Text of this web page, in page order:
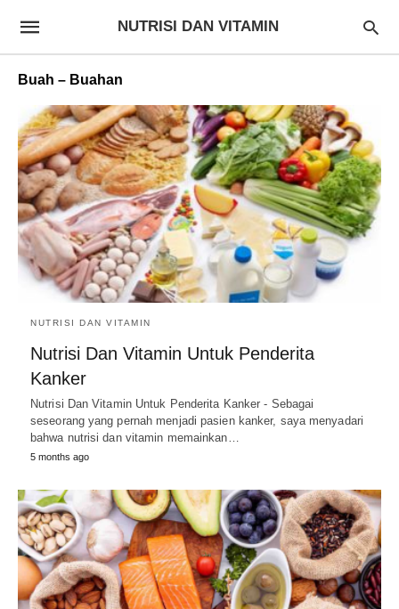
NUTRISI DAN VITAMIN
Buah – Buahan
NUTRISI DAN VITAMIN
Nutrisi Dan Vitamin Untuk Penderita
Kanker
Nutrisi Dan Vitamin Untuk Penderita Kanker - Sebagai
seseorang yang pernah menjadi pasien kanker, saya menyadari
bahwa nutrisi dan vitamin memainkan…
5 months ago